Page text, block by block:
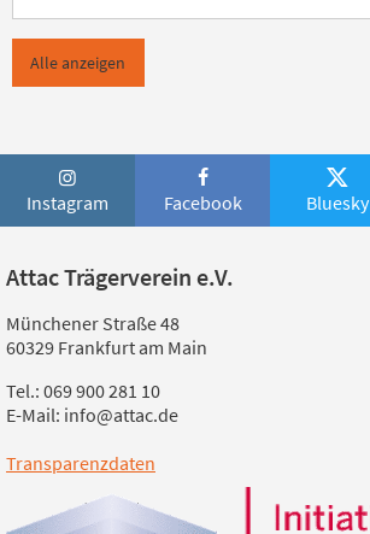
Alle anzeigen
Instagram Facebook Bluesky
Attac Trägerverein e.V.
Münchener Straße 48
60329 Frankfurt am Main
Tel.: 069 900 281 10
E-Mail: info@attac.de
Transparenzdaten